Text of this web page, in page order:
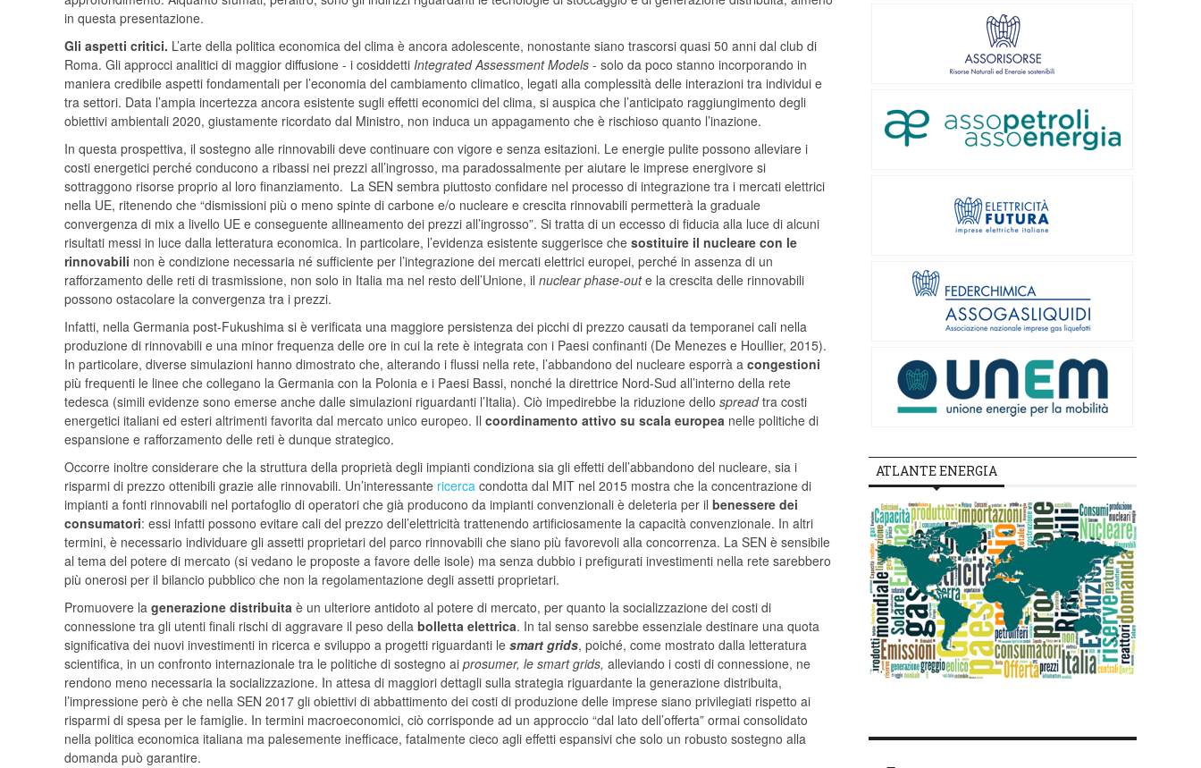
in questa presentazione.
Gli aspetti critici. L’arte della politica economica del clima è ancora adolescente, nonostante siano trascorsi quasi 50 anni dal club di
Roma. Gli approcci analitici di maggior diffusione - i cosiddetti Integrated Assessment Models - solo da poco stanno incorporando in
maniera credibile aspetti fondamentali per l’economia del cambiamento climatico, legati alla complessità delle interazioni tra individui e
tra settori. Data l’ampia incertezza ancora esistente sugli effetti economici del clima, si auspica che l’anticipato raggiungimento degli
obiettivi ambientali 2020, giustamente ricordato dal Ministro, non induca un appagamento che è rischioso quanto l’inazione.
In questa prospettiva, il sostegno alle rinnovabili deve continuare con vigore e senza esitazioni. Le energie pulite possono alleviare i
costi energetici perché conducono a ribassi nei prezzi all’ingrosso, ma paradossalmente per aiutare le imprese energivore si
sottraggono risorse proprio al loro finanziamento. La SEN sembra piuttosto confidare nel processo di integrazione tra i mercati elettrici
nella UE, ritenendo che “dismissioni più o meno spinte di carbone e/o nucleare e crescita rinnovabili permetterà la graduale
convergenza di mix a livello UE e conseguente allineamento dei prezzi all’ingrosso”. Si tratta di un eccesso di fiducia alla luce di alcuni
risultati messi in luce dalla letteratura economica. In particolare, l’evidenza esistente suggerisce che sostituire il nucleare con le
rinnovabili non è condizione necessaria né sufficiente per l’integrazione dei mercati elettrici europei, perché in assenza di un
rafforzamento delle reti di trasmissione, non solo in Italia ma nel resto dell’Unione, il nuclear phase-oute la crescita delle rinnovabili
possono ostacolare la convergenza tra i prezzi.
Infatti, nella Germania post-Fukushima si è verificata una maggiore persistenza dei picchi di prezzo causati da temporanei cali nella
produzione di rinnovabili e una minor frequenza delle ore in cui la rete è integrata con i Paesi confinanti (De Menezes e Houllier, 2015).
In particolare, diverse simulazioni hanno dimostrato che, alterando i flussi nella rete, l’abbandono del nucleare esporrà a congestioni
più frequenti le linee che collegano la Germania con la Polonia e i Paesi Bassi, nonché la direttrice Nord-Sud all’interno della rete
tedesca (simili evidenze sono emerse anche dalle simulazioni riguardanti l’Italia). Ciò impedirebbe la riduzione dello spreadtra costi
energetici italiani ed esteri altrimenti favorita dal mercato unico europeo. Il coordinamento attivo su scala europea nelle politiche di
espansione e rafforzamento delle reti è dunque strategico.
Occorre inoltre considerare che la struttura della proprietà degli impianti condiziona sia gli effetti dell’abbandono del nucleare, sia i
risparmi di prezzo ottenibili grazie alle rinnovabili. Un’interessante ricerca condotta dal MIT nel 2015 mostra che la concentrazione di
impianti a fonti rinnovabili nel portafoglio di operatori che già producono da impianti convenzionali è deleteria per il benessere dei
consumatori: essi infatti possono evitare cali del prezzo dell’elettricità trattenendo artificiosamente la capacità convenzionale. In altri
termini, è necessario individuare gli assetti proprietari del parco rinnovabili che siano più favorevoli alla concorrenza. La SEN è sensibile
al tema del potere di mercato (si vedano le proposte a favore delle isole) ma senza dubbio i prefigurati investimenti nella rete sarebbero
più onerosi per il bilancio pubblico che non la regolamentazione degli assetti proprietari.
Promuovere la generazione distribuita è un ulteriore antidoto al potere di mercato, per quanto la socializzazione dei costi di
connessione tra gli utenti finali rischi di aggravare il peso della bolletta elettrica. In tal senso sarebbe essenziale destinare una quota
significativa dei nuovi investimenti in ricerca e sviluppo a progetti riguardanti le smart grids, poiché, come mostrato dalla letteratura
scientifica, in un confronto internazionale tra le politiche di sostegno ai prosumer, le smart grids, alleviando i costi di connessione, ne
rendono meno necessaria la socializzazione. In attesa di maggiori dettagli sulla strategia riguardante la generazione distribuita,
l’impressione però è che nella SEN 2017 gli obiettivi di abbattimento dei costi di produzione delle imprese siano privilegiati rispetto ai
risparmi di spesa per le famiglie. In termini macroeconomici, ciò corrisponde ad un approccio “dal lato dell’offerta” ormai consolidato
nella politica economica italiana ma palesemente inefficace, fatalmente cieco agli effetti espansivi che solo un robusto sostegno alla
domanda può garantire.
ATLANTE ENERGIA